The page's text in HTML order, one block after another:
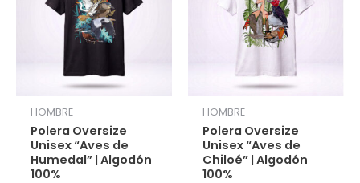
HOMBRE
Polera Oversize
Unisex “Aves de
Humedal” | Algodón
100%
HOMBRE
Polera Oversize
Unisex “Aves de
Chiloé” | Algodón
100%